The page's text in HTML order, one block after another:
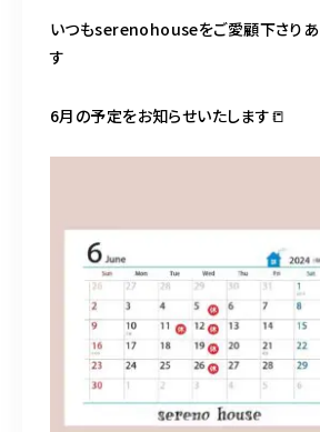
いつもserenohouseをご愛顧下さりあ
す
6月の予定をお知らせいたします📒
072-870-
お問い合わせはこ